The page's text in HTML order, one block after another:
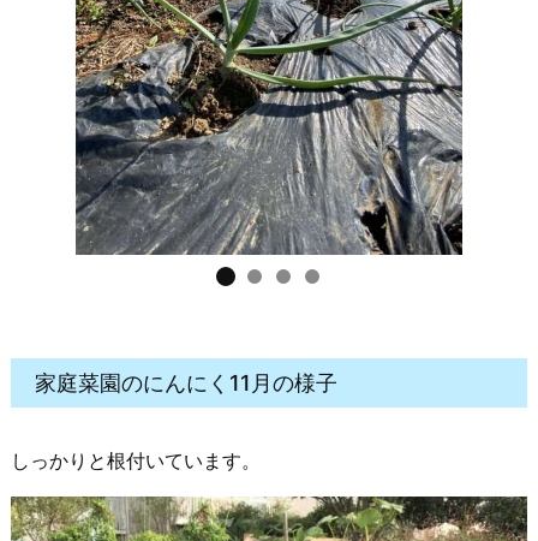
家庭菜園のにんにく11月の様子
しっかりと根付いています。